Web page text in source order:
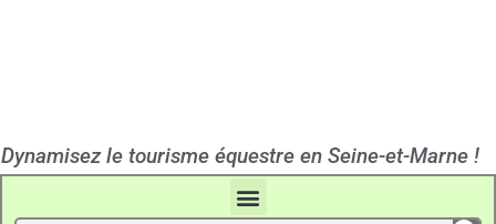
Dynamisez le tourisme équestre en Seine-et-Marne !